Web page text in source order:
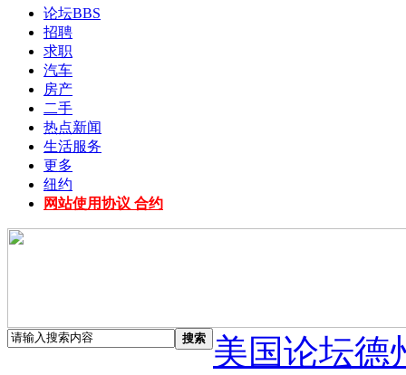
论坛BBS
招聘
求职
汽车
房产
二手
热点新闻
生活服务
更多
纽约
网站使用协议 合约
搜索
美国论坛德